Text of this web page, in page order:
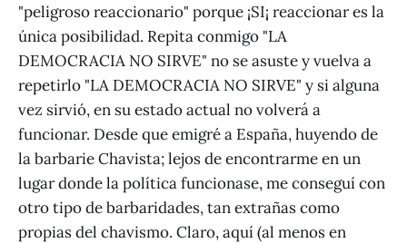
"peligroso reaccionario" porque ¡SI¡ reaccionar es la
única posibilidad. Repita conmigo "LA
DEMOCRACIA NO SIRVE" no se asuste y vuelva a
repetirlo "LA DEMOCRACIA NO SIRVE" y si alguna
vez sirvió, en su estado actual no volverá a
funcionar. Desde que emigré a España, huyendo de
la barbarie Chavista; lejos de encontrarme en un
lugar donde la política funcionase, me conseguí con
otro tipo de barbaridades, tan extrañas como
propias del chavismo. Claro, aquí (al menos en